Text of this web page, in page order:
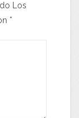
Los
*